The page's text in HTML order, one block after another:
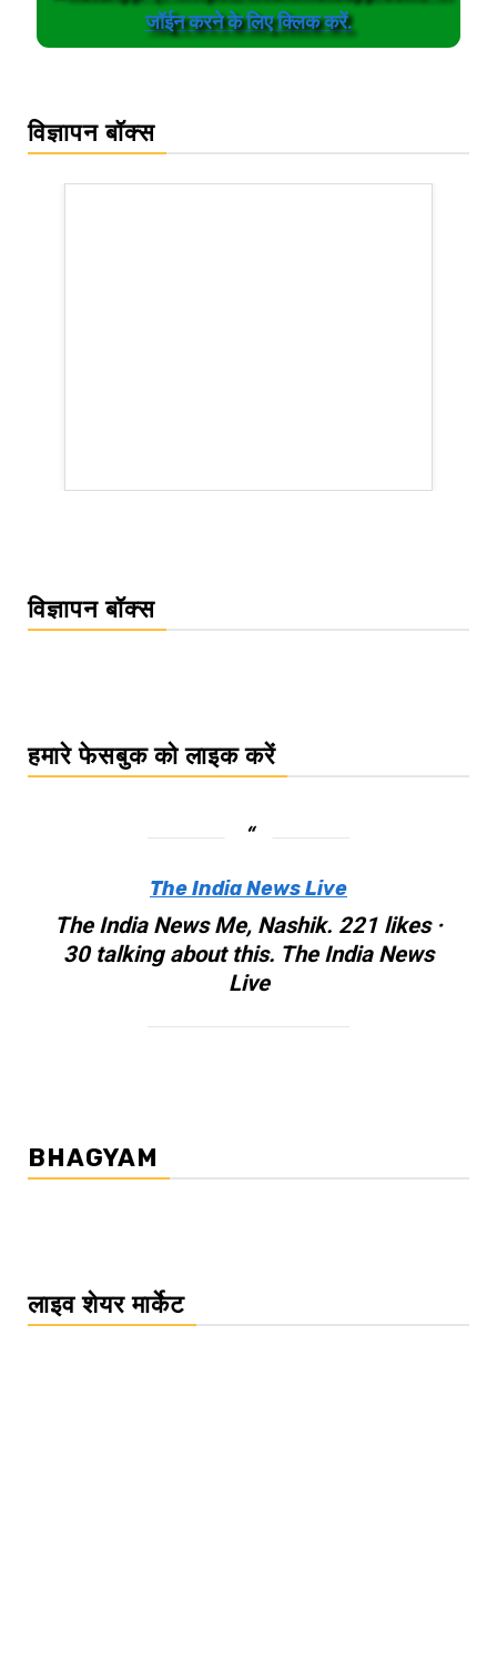
जॉईन करने के लिए क्लिक करें.
विज्ञापन बॉक्स
विज्ञापन बॉक्स
हमारे फेसबुक को लाइक करें
The India News Live
The India News Me, Nashik. 221 likes ·
30 talking about this. The India News
Live
BHAGYAM
लाइव शेयर मार्केट